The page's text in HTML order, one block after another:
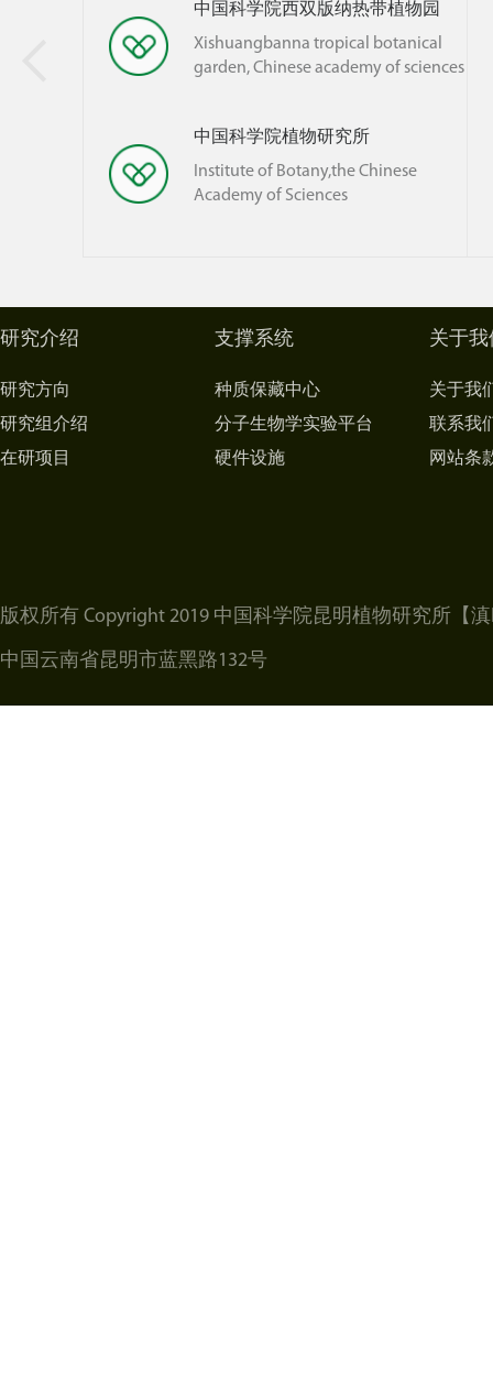
中国科学院西双版纳热带植物园
Xishuangbanna tropical botanical
garden, Chinese academy of sciences
中国科学院植物研究所
Institute of Botany,the Chinese
Academy of Sciences
研究介绍
研究方向
研究组介绍
在研项目
支撑系统
种质保藏中心
分子生物学实验平台
硬件设施
关于我
关于我
联系我
网站条
版权所有 Copyright 2019 中国科学院昆明植物研究所 【
中国云南省昆明市蓝黑路132号